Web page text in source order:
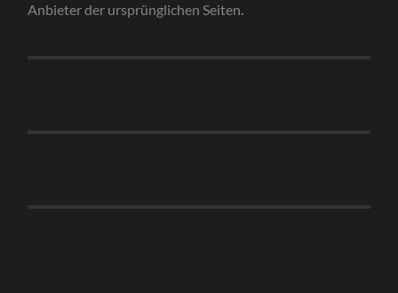
Anbieter der ursprünglichen Seiten.